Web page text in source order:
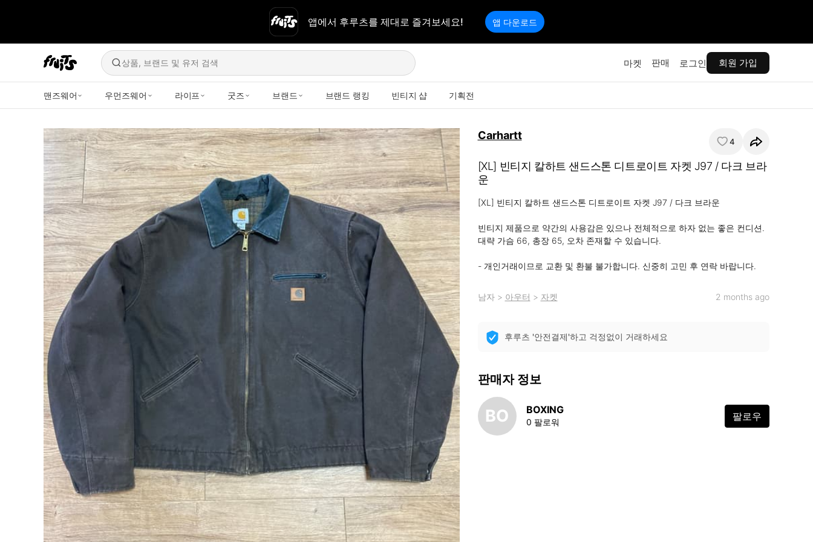
앱에서 후루츠를 제대로 즐겨보세요! 앱 다운로드
상품, 브랜드 및 유저 검색 마켓 판매 로그인 회원 가입
맨즈웨어 우먼즈웨어 라이프 굿즈 브랜드 브랜드 랭킹 빈티지 샵 기획전
Carhartt 4
[XL] 빈티지 칼하트 샌드스톤 디트로이트 자켓 J97 / 다크 브라
운
[XL] 빈티지 칼하트 샌드스톤 디트로이트 자켓 J97 / 다크 브라운
빈티지 제품으로 약간의 사용감은 있으나 전체적으로 하자 없는 좋은 컨디션.
대략 가슴 66, 총장 65, 오차 존재할 수 있습니다.
- 개인거래이므로 교환 및 환불 불가합니다. 신중히 고민 후 연락 바랍니다.
남자> 아우터 > 자켓 2 months ago
후루츠 '안전결제'하고 걱정없이 거래하세요
판매자 정보
BO BOXING
0 팔로워 팔로우